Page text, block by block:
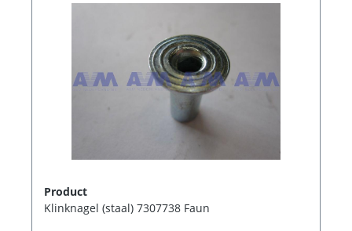
Product
Klinknagel (staal) 7307738 Faun